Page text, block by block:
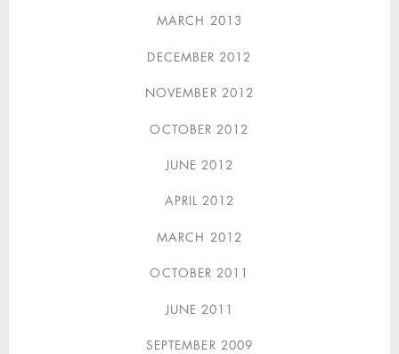
MARCH 2013
DECEMBER 2012
NOVEMBER 2012
OCTOBER 2012
JUNE 2012
APRIL 2012
MARCH 2012
OCTOBER 2011
JUNE 2011
SEPTEMBER 2009